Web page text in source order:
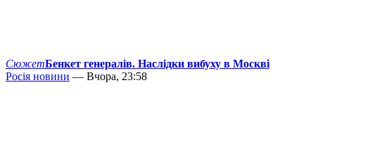
СюжетБенкет генералів. Наслідки вибуху в Москві
Росія новини — Вчора, 23:58